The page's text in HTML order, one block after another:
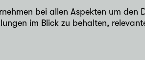
bei allen Aspekten um den
im Blick zu behalten,